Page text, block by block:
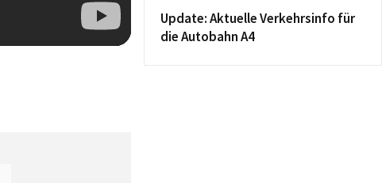
Update: Aktuelle Verkehrsinfo für
die Autobahn A4